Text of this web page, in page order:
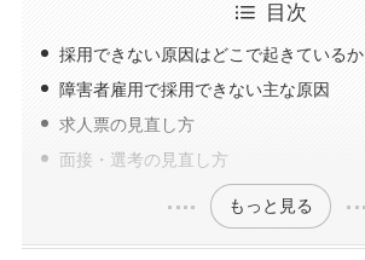
目次
採用できない原因はどこで起きているか
障害者雇用で採用できない主な原因
求人票の見直し方
面接・選考の見直し方
もっと見る